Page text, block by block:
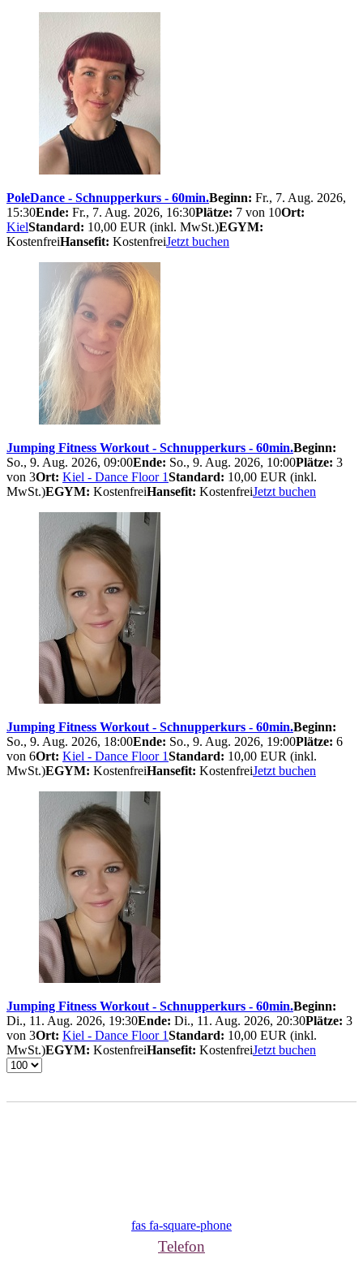
PoleDance - Schnupperkurs - 60min.Beginn: Fr., 7. Aug. 2026,
15:30Ende: Fr., 7. Aug. 2026, 16:30Plätze: 7 von 10Ort:
KielStandard: 10,00 EUR (inkl. MwSt.)EGYM:
KostenfreiHansefit: KostenfreiJetzt buchen
Jumping Fitness Workout - Schnupperkurs - 60min.Beginn:
So., 9. Aug. 2026, 09:00Ende: So., 9. Aug. 2026, 10:00Plätze: 3
von 3Ort: Kiel - Dance Floor 1Standard: 10,00 EUR (inkl.
MwSt.)EGYM: KostenfreiHansefit: KostenfreiJetzt buchen
Jumping Fitness Workout - Schnupperkurs - 60min.Beginn:
So., 9. Aug. 2026, 18:00Ende: So., 9. Aug. 2026, 19:00Plätze: 6
von 6Ort: Kiel - Dance Floor 1Standard: 10,00 EUR (inkl.
MwSt.)EGYM: KostenfreiHansefit: KostenfreiJetzt buchen
Jumping Fitness Workout - Schnupperkurs - 60min.Beginn:
Di., 11. Aug. 2026, 19:30Ende: Di., 11. Aug. 2026, 20:30Plätze: 3
von 3Ort: Kiel - Dance Floor 1Standard: 10,00 EUR (inkl.
MwSt.)EGYM: KostenfreiHansefit: KostenfreiJetzt buchen
fas fa-square-phone
Telefon